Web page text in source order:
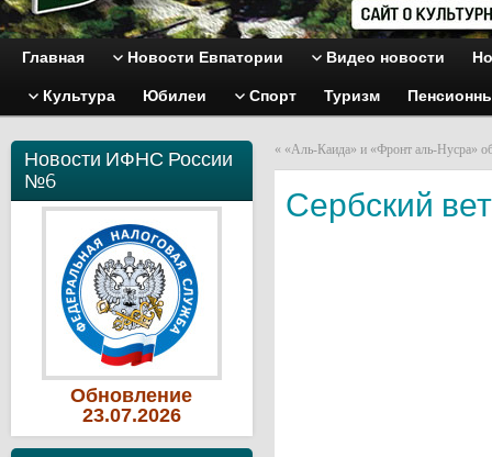
Главная Новости Евпатории Видео новости
Культура Юбилеи Спорт Туризм
Новости ИФНС России
№6
Обновление
23.07.2026
« «Аль-Каида» и «Фронт аль-Нусра»
Сербский